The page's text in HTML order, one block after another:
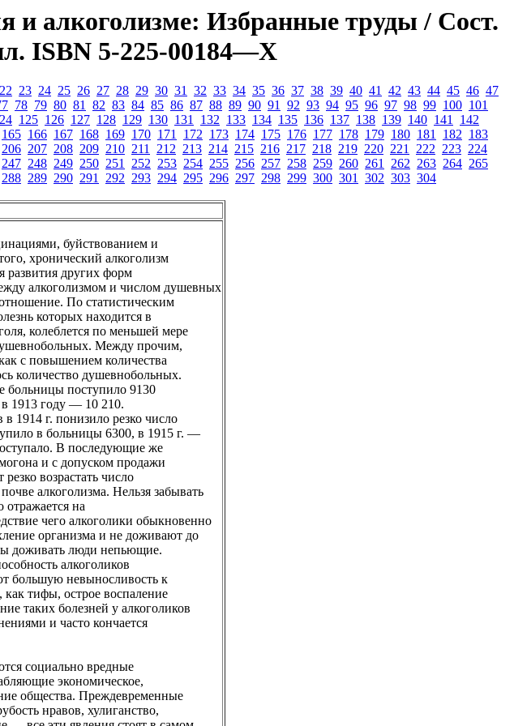
и алкоголизме: Избранные труды / Сост.
ISBN 5-225-00184—X
22 23 24 25 26 27 28 29 30 31 32 33 34 35 36 37 38 39 40 41 42 43 44 45 46 47
78 79 80 81 82 83 84 85 86 87 88 89 90 91 92 93 94 95 96 97 98 99 100 101
125 126 127 128 129 130 131 132 133 134 135 136 137 138 139 140 141 142
165 166 167 168 169 170 171 172 173 174 175 176 177 178 179 180 181 182 183
206 207 208 209 210 211 212 213 214 215 216 217 218 219 220 221 222 223 224
247 248 249 250 251 252 253 254 255 256 257 258 259 260 261 262 263 264 265
288 289 290 291 292 293 294 295 296 297 298 299 300 301 302 303 304
буйствованием и
хронический алкоголизм
развития других форм
алкоголизмом и числом душевных
По статистическим
которых находится в
колеблется по меньшей мере
Между прочим,
с повышением количества
количество душевнобольных.
больницы поступило 9130
1913 году — 10 210.
1914 г. понизило резко число
в больницы 6300, в 1915 г. —
В последующие же
и с допуском продажи
возрастать число
алкоголизма. Нельзя забывать
отражается на
чего алкоголики обыкновенно
организма и не доживают до
доживать люди непьющие.
алкоголиков
большую невыносливость к
тифы, острое воспаление
таких болезней у алкоголиков
и часто кончается
социально вредные
экономическое,
общества. Преждевременные
нравов, хулиганство,